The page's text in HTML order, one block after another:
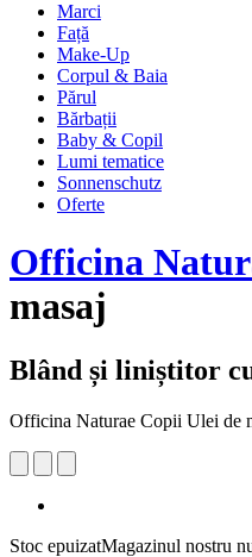
Marci
Față
Make-Up
Corpul & Baia
Părul
Bărbații
Baby & Copil
Lumi tematice
Sonnenschutz
Oferte
Officina
masaj
Blând și liniștitor
Officina Naturae Copii Ulei de
Stoc epuizatMagazinul nostru